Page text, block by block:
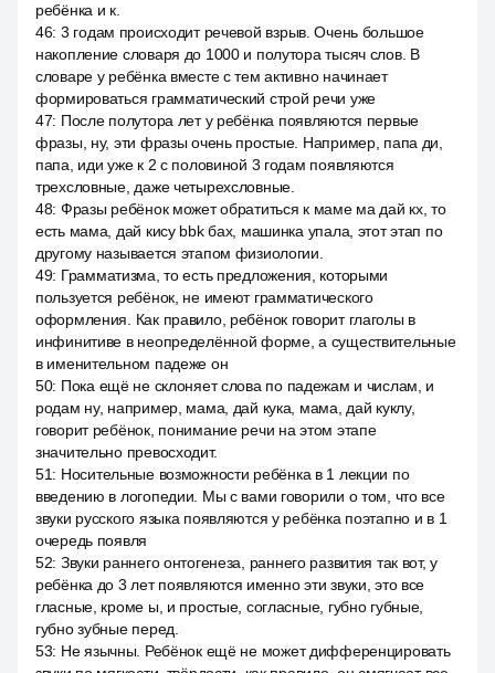
ребёнка и к.
46: 3 годам происходит речевой взрыв. Очень большое
накопление словаря до 1000 и полутора тысяч слов. В
словаре у ребёнка вместе с тем активно начинает
формироваться грамматический строй речи уже
47: После полутора лет у ребёнка появляются первые
фразы, ну, эти фразы очень простые. Например, папа ди,
папа, иди уже к 2 с половиной 3 годам появляются
трехсловные, даже четырехсловные.
48: Фразы ребёнок может обратиться к маме ма дай кх, то
есть мама, дай кису bbk бах, машинка упала, этот этап по
другому называется этапом физиологии.
49: Грамматизма, то есть предложения, которыми
пользуется ребёнок, не имеют грамматического
оформления. Как правило, ребёнок говорит глаголы в
инфинитиве в неопределённой форме, а существительные
в именительном падеже он
50: Пока ещё не склоняет слова по падежам и числам, и
родам ну, например, мама, дай кука, мама, дай куклу,
говорит ребёнок, понимание речи на этом этапе
значительно превосходит.
51: Носительные возможности ребёнка в 1 лекции по
введению в логопедии. Мы с вами говорили о том, что все
звуки русского языка появляются у ребёнка поэтапно и в 1
очередь появля
52: Звуки раннего онтогенеза, раннего развития так вот, у
ребёнка до 3 лет появляются именно эти звуки, это все
гласные, кроме ы, и простые, согласные, губно губные,
губно зубные перед.
53: Не язычны. Ребёнок ещё не может дифференцировать